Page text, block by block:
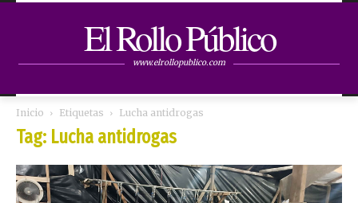
El Rollo Público
www.elrollopublico.com
Inicio Etiquetas Lucha antidrogas
Tag: Lucha antidrogas